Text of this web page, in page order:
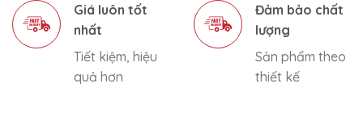
Giá luôn tốt
nhất
Tiết kiệm, hiệu
quả hơn
Đảm bảo chất
lượng
Sản phẩm theo
thiết kế